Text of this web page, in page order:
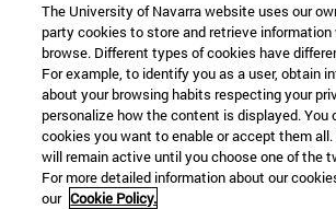
The University of Navarra website uses our
party cookies to store and retrieve information
browse. Different types of cookies have
For example, to identify you as a user, obtain
about your browsing habits respecting your
personalize how the content is displayed. You
cookies you want to enable or accept them
will remain active until you choose one of the
For more detailed information about our
our Cookie Policy.